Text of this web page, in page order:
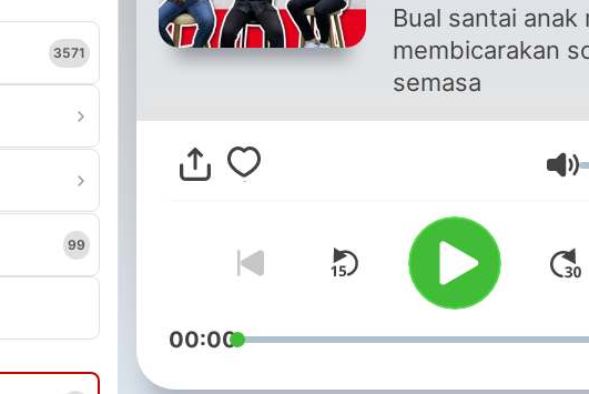
3571
99
Bual santai anak
membicarakan
semasa
00:00